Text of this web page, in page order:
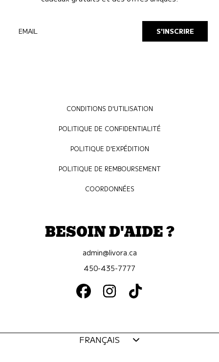
EMAIL S'INSCRIRE
CONDITIONS D'UTILISATION
POLITIQUE DE CONFIDENTIALITÉ
POLITIQUE D'EXPÉDITION
POLITIQUE DE REMBOURSEMENT
COORDONNÉES
BESOIN D'AIDE ?
admin@livora.ca
450-435-7777
FACEBOOKINSTAGRAMTIKTOK
FRANÇAIS